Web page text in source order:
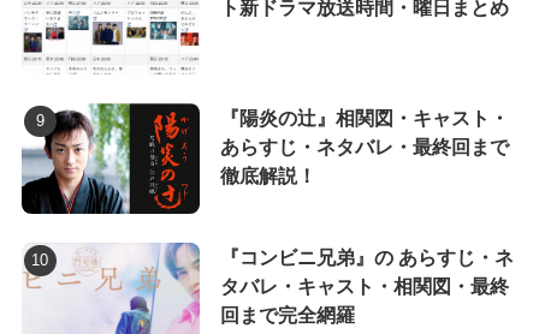
ト新ドラマ放送時間・曜日まとめ
『陽炎の辻』相関図・キャスト・
あらすじ・ネタバレ・最終回まで
徹底解説！
『コンビニ兄弟』の あらすじ・ネ
タバレ・キャスト・相関図・最終
回まで完全網羅